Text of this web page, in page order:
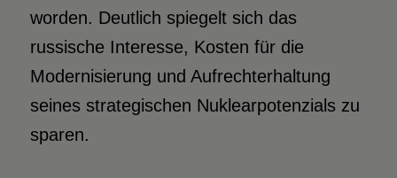
worden. Deutlich spiegelt sich das
russische Interesse, Kosten für die
Modernisierung und Aufrechterhaltung
seines strategischen Nuklearpotenzials zu
sparen.